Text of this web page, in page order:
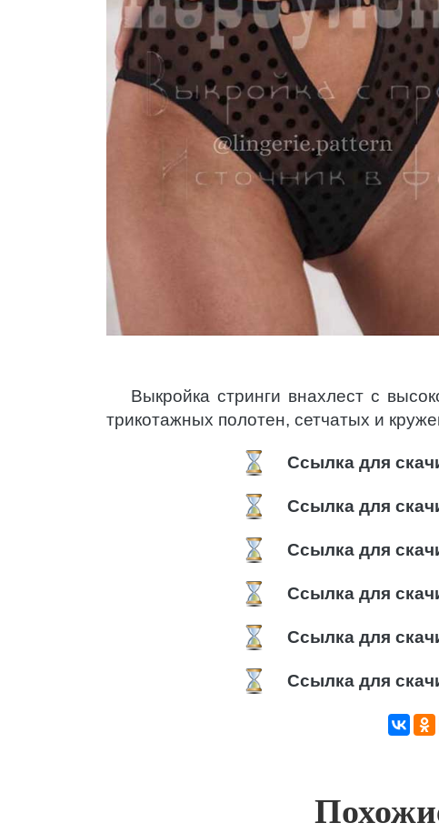
Выкройка стринги внахлест с
трикотажных полотен, сетчатых и
Ссылка для
Ссылка для
Ссылка для
Ссылка для
Ссылка для
Ссылка для